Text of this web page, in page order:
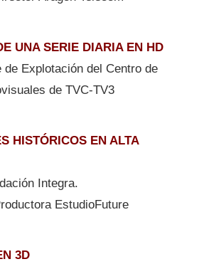
UNA SERIE DIARIA EN HD
de Explotación del Centro de
de TVC-TV3
HISTÓRICOS EN ALTA
Integra.
EstudioFuture
3D